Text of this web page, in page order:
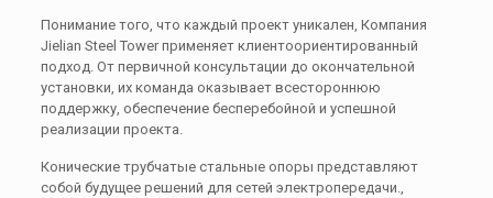
Понимание того, что каждый проект уникален, Компания
Jielian Steel Tower применяет клиентоориентированный
подход. От первичной консультации до окончательной
установки, их команда оказывает всестороннюю
поддержку, обеспечение бесперебойной и успешной
реализации проекта.
Конические трубчатые стальные опоры представляют
собой будущее решений для сетей электропередачи.,